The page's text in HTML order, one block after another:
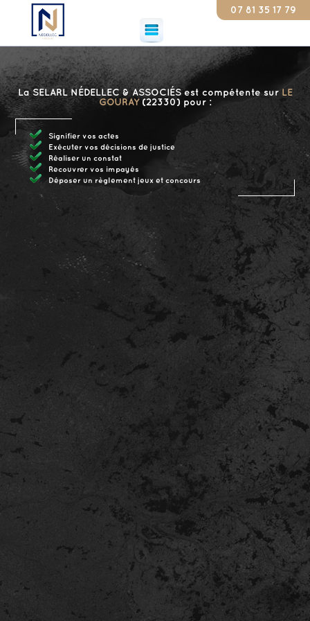
07 81 35 17 79
La SELARL NÉDELLEC & ASSOCIÉS est compétente sur LE
GOURAY(22330) pour :
Signifier vos actes
Exécuter vos décisions de justice
Réaliser un constat
Recouvrer vos impayés
Déposer un règlement jeux et concours